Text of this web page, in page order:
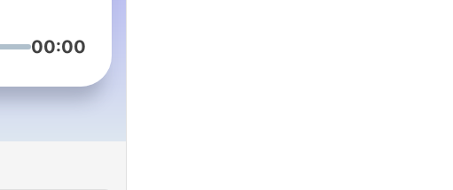
00:00